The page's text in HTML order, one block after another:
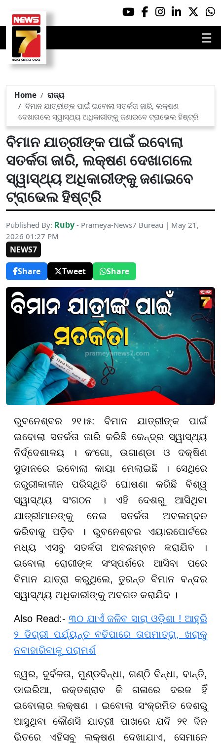
☰
Home
ରାଜ୍ୟ
ବିମାନ ଯାତ୍ରୀଙ୍କ ପାଇଁ ଇବୋଲା ସତର୍କତା ଜାରି, ଲକ୍ଷଣ
ଦେଖାଗଲେ ସ୍ୱାସ୍ଥ୍ୟ ଅଧିକାରୀଙ୍କୁ ଜଣାଇବେ ଟ୍ରାଭେଲ ହିଷ୍ଟ୍ରି
ବିମାନ ଯାତ୍ରୀଙ୍କ ପାଇଁ ଇବୋଲା
ସତର୍କତା ଜାରି, ଲକ୍ଷଣ ଦେଖାଗଲେ
ସ୍ୱାସ୍ଥ୍ୟ ଅଧିକାରୀଙ୍କୁ ଜଣାଇବେ
ଟ୍ରାଭେଲ ହିଷ୍ଟ୍ରି
Published By: Ruby - Prameya-News7 Bureau | May 21,
2026 01:27 PM
NEWS7
Share
Tweet Share
ଭୁବନେଶ୍ବର ୨୧।୫: ବିମାନ ଯାତ୍ରୀଙ୍କ ପାଇଁ
ଇବୋଲା ସତର୍କତା ଜାରି କରିଛି କେନ୍ଦ୍ର ସ୍ୱାସ୍ଥ୍ୟ
ନିର୍ଦ୍ଦେଶାଳୟ । କଂଗୋ, ଉଗାଣ୍ଡା ଓ ଦକ୍ଷିଣ
ସୁଡାନରେ ଇବୋଲା କାୟା ମେଲାଇଛି । ସେଥିରେ
ଜରୁରୀକାଳୀନ ପରିସ୍ଥିତି ଘୋଷଣା କରିଛି ବିଶ୍ୱ
ସ୍ୱାସ୍ଥ୍ୟ ସଂଗଠନ । ଏହି ଦେଶରୁ ଆସିଥିବା
ଯାତ୍ରୀମାନଙ୍କୁ ନେଇ ସତର୍କତା ଅବଲମ୍ବନ
କରିବାକୁ ପଡ଼ିବ । ଭୁବନେଶ୍ବର ଏୟାରପୋର୍ଟରେ
ମଧ୍ୟ ଏସବୁ ସତର୍କତା ଅବଲମ୍ବନ କରାଯିବ ।
ଇବୋଲା ରୋଗୀଙ୍କ ସଂସ୍ପର୍ଶରେ ଆସିବା ପରେ
ବିମାନ ଯାତ୍ରା କରୁଥିଲେ, ତୁରନ୍ତ ବିମାନ ବନ୍ଦର
ସ୍ୱାସ୍ଥ୍ୟ ଅଧିକାରୀଙ୍କୁ ଅବଗତ କରାଯିବ ।
Also Read:- ୩୦ ଯାଏଁ ଜଳିବ ସାରା ଓଡ଼ିଶା ! ଆହୁରି
୨ ଡିଗ୍ରୀ ପର୍ଯ୍ୟନ୍ତ ବଢିପାରେ ତାପମାତ୍ରା, ଖରାକୁ
ନବାହାରିବାକୁ ପରାମର୍ଶ
ଜ୍ୱର, ଦୁର୍ବଳତା, ମୁଣ୍ଡବିନ୍ଧା, ଗଣ୍ଠି ବିନ୍ଧା, ବାନ୍ତି,
ଡାଇରିଆ, ରକ୍ତଶ୍ରାବ କି ଗଳାରେ ଦରଜ ହିଁ
ଇବୋଲାର ଲକ୍ଷଣ । ଇବୋଲା ସଂକ୍ରମିତ ଦେଶରୁ
ଆସୁଥିବା କୌଣସି ଯାତ୍ରୀ ପାଖରେ ଯଦି ୨୧ ଦିନ
ଭିତରେ ଏହିସବୁ ଲକ୍ଷଣ ଦେଖାଯାଏ, ସେମାନେ